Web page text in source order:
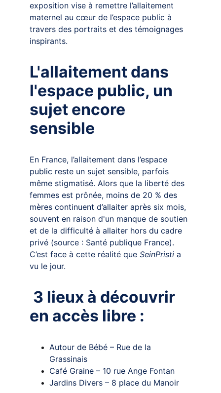
exposition vise à remettre l’allaitement
maternel au cœur de l’espace public à
travers des portraits et des témoignages
inspirants.
L'allaitement dans
l'espace public, un
sujet encore
sensible
En France, l’allaitement dans l’espace
public reste un sujet sensible, parfois
même stigmatisé. Alors que la liberté des
femmes est prônée, moins de 20 % des
mères continuent d’allaiter après six mois,
souvent en raison d'un manque de soutien
et de la difficulté à allaiter hors du cadre
privé (source : Santé publique France).
C’est face à cette réalité que SeinPristi a
vu le jour.
3 lieux à découvrir
en accès libre :
Autour de Bébé – Rue de la
Grassinais
Café Graine – 10 rue Ange Fontan
Jardins Divers – 8 place du Manoir